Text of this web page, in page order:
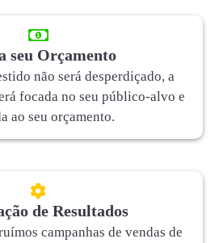
seu Orçamento
não será desperdiçado, a
focada no seu público-alvo e
ao seu orçamento.
de Resultados
campanhas de vendas de